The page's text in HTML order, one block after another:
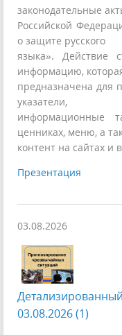
законодательные
Российской
о защите русского
языка». Действие
информацию,
предназначена для
указатели,
информационные
ценниках, меню, а
контент на сайтах
Презентация
03.08.2026
03.08.2026 (1)